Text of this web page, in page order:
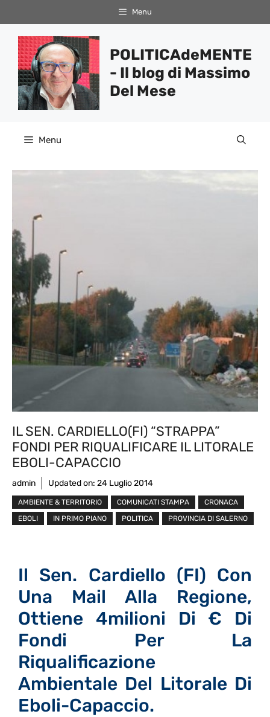
al
contenuto
Menu
POLITICAdeMENTE
- Il blog di Massimo
Del Mese
Menu
IL SEN. CARDIELLO(FI) “STRAPPA”
FONDI PER RIQUALIFICARE IL LITORALE
EBOLI-CAPACCIO
admin Updated on: 24 Luglio 2014
AMBIENTE & TERRITORIO COMUNICATI STAMPA
CRONACA
EBOLI
IN PRIMO PIANO POLITICA PROVINCIA DI SALERNO
Il Sen. Cardiello (FI) Con
Una Mail Alla Regione,
Ottiene 4milioni Di € Di
Fondi Per La
Riqualificazione
Ambientale Del Litorale Di
Eboli-Capaccio.